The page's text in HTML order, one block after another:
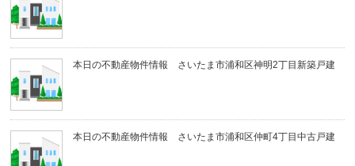
本日の不動産物件情報 さいたま市浦和区神明2丁目新築戸建
本日の不動産物件情報 さいたま市浦和区仲町4丁目中古戸建